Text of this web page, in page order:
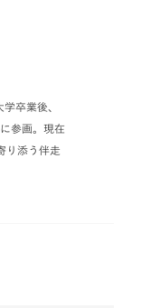
卒業後、
参画。現在
り添う伴走